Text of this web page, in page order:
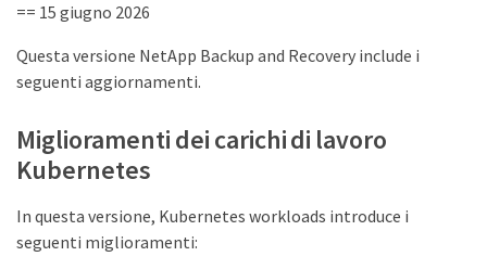
== 15 giugno 2026
Questa versione NetApp Backup and Recovery include i
seguenti aggiornamenti.
Miglioramenti dei carichi di lavoro
Kubernetes
In questa versione, Kubernetes workloads introduce i
seguenti miglioramenti: